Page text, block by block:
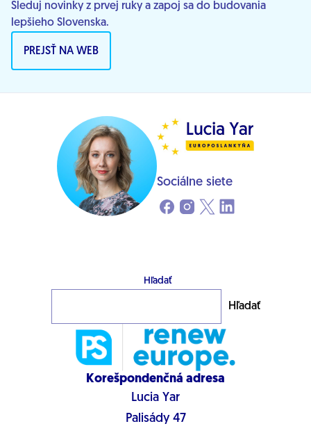
Sleduj novinky z prvej ruky a zapoj sa do budovania
lepšieho Slovenska.
PREJSŤ NA WEB
Sociálne siete
Hľadať
Hľadať
Korešpondenčná adresa
Lucia Yar
Palisády 47